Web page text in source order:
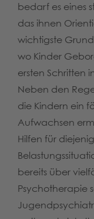
bedarf es eines
das ihnen
wichtigste
wo Kinder
ersten Schritten
Neben den
die Kindern ein
Aufwachsen
Hilfen für
bereits über
Psychotherapie